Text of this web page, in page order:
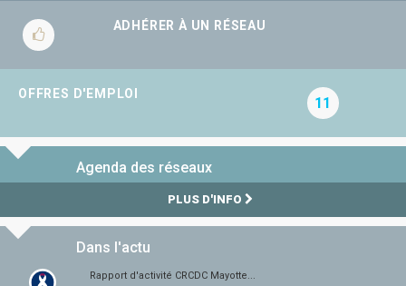
ADHÉRER À UN RÉSEAU
OFFRES D'EMPLOI
11
Agenda des réseaux
PLUS D'INFO
Dans l'actu
Rapport d'activité CRCDC Mayotte...